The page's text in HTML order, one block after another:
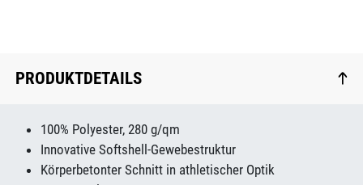
PRODUKTDETAILS
100% Polyester, 280 g/qm
Innovative Softshell-Gewebestruktur
Körperbetonter Schnitt in athletischer Optik